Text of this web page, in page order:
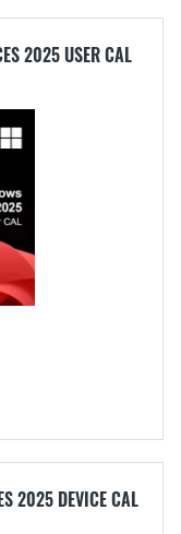
2025 USER CAL
2025 DEVICE CAL